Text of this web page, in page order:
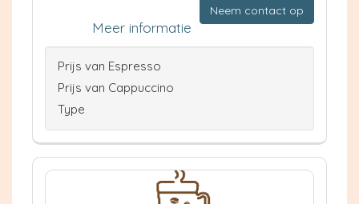
Neem contact op
Meer informatie
Prijs van Espresso
Prijs van Cappuccino
Type